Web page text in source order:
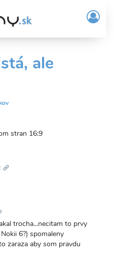
/
ale
stran 16:9
odkaz
trocha...necitam to prvy
6?) spomaleny
zaraza aby som pravdu